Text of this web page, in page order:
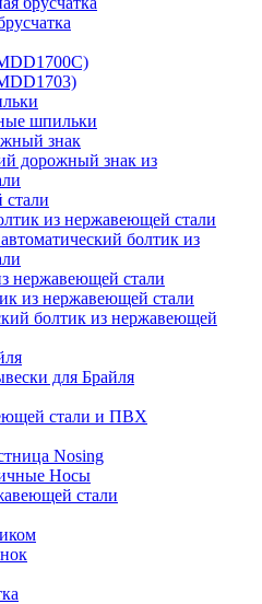
шпильки
знак
дорожный знак из
из нержавеющей стали
болтик из
нержавеющей стали
из нержавеющей стали
болтик из нержавеющей
для Брайля
стали и ПВХ
Nosing
Носы
стали